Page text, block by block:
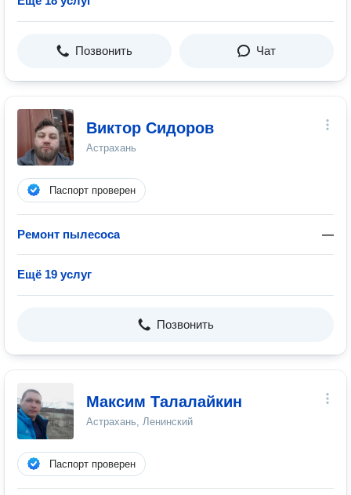
Позвонить Чат
Виктор Сидоров
Астрахань
Паспорт проверен
Ремонт пылесоса —
Ещё 19 услуг
Позвонить
Максим Талалайкин
Астрахань, Ленинский
Паспорт проверен